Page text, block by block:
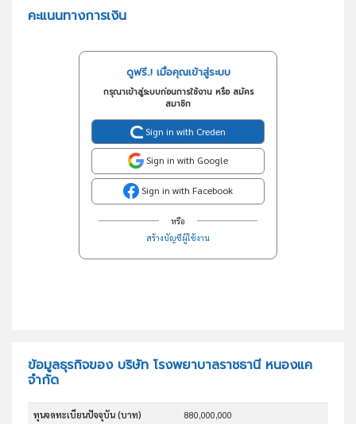
คะแนนทางการเงิน
ดูฟรี..! เมื่อคุณเข้าสู่ระบบ
กรุณาเข้าสู่ระบบก่อนการใช้งาน หรือ สมัคร
สมาชิก
Sign in with Creden
Sign in with Google
Sign in with Facebook
หรือ
สร้างบัญชีผู้ใช้งาน
ข้อมูลธุรกิจของ บริษัท โรงพยาบาลราชธานี หนองแค
จำกัด
ทุนจดทะเบียนปัจจุบัน (บาท) 880,000,000